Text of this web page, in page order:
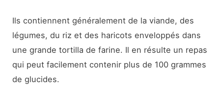
Ils contiennent généralement de la viande, des
légumes, du riz et des haricots enveloppés dans
une grande tortilla de farine. Il en résulte un repas
qui peut facilement contenir plus de 100 grammes
de glucides.